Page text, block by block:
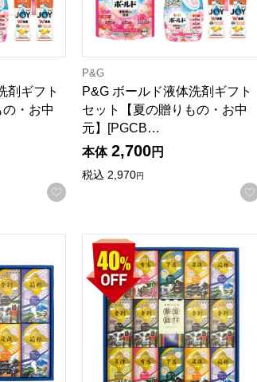
剤ギフト
・お中
お気に入りに登録する
P&G
P&G ボールド液体洗剤ギフト
セット【夏の贈りもの・お中
元】[PGCB…
本体 2,700円
税込 2,970円
ギフトセット【夏の贈りもの・お中元】
夢湯紀行 薬用入浴剤ギフト
品から絞りこむことができます。